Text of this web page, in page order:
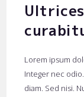
Lorem ipsum
Integer nec
diam. Sed nisi.